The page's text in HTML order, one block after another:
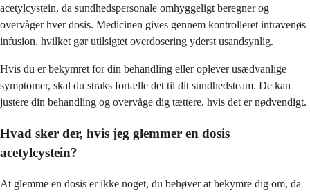
acetylcystein, da sundhedspersonale omhyggeligt beregner og
overvåger hver dosis. Medicinen gives gennem kontrolleret intravenøs
infusion, hvilket gør utilsigtet overdosering yderst usandsynlig.
Hvis du er bekymret for din behandling eller oplever usædvanlige
symptomer, skal du straks fortælle det til dit sundhedsteam. De kan
justere din behandling og overvåge dig tættere, hvis det er nødvendigt.
Hvad sker der, hvis jeg glemmer en dosis
acetylcystein?
At glemme en dosis er ikke noget, du behøver at bekymre dig om, da